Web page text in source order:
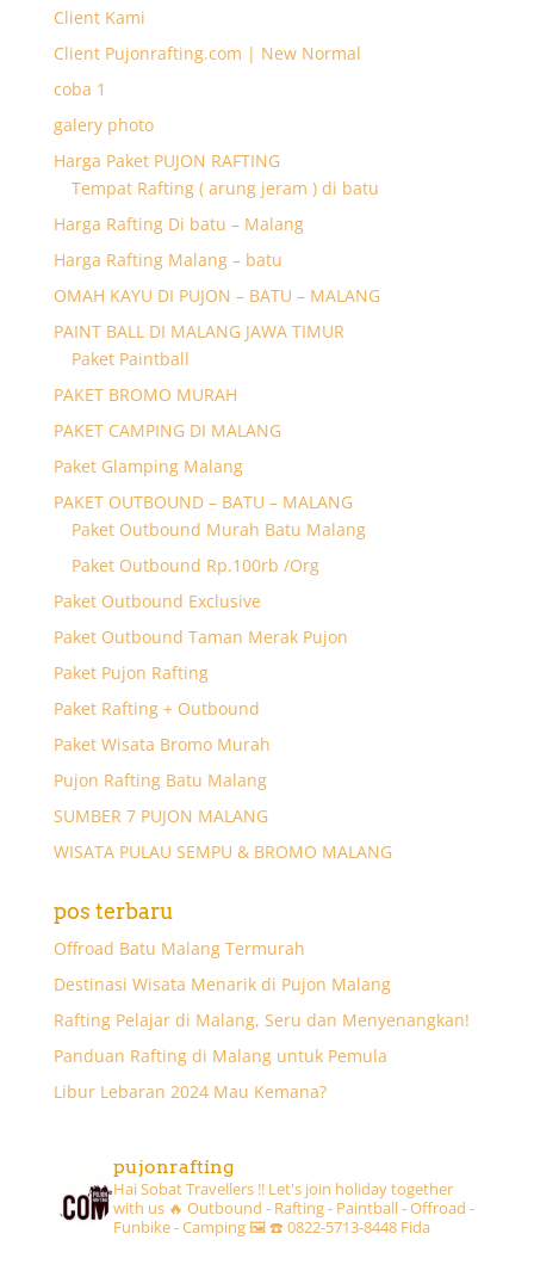
Client Kami
Client Pujonrafting.com | New Normal
coba 1
galery photo
Harga Paket PUJON RAFTING
Tempat Rafting ( arung jeram ) di batu
Harga Rafting Di batu – Malang
Harga Rafting Malang – batu
OMAH KAYU DI PUJON – BATU – MALANG
PAINT BALL DI MALANG JAWA TIMUR
Paket Paintball
PAKET BROMO MURAH
PAKET CAMPING DI MALANG
Paket Glamping Malang
PAKET OUTBOUND – BATU – MALANG
Paket Outbound Murah Batu Malang
Paket Outbound Rp.100rb /Org
Paket Outbound Exclusive
Paket Outbound Taman Merak Pujon
Paket Pujon Rafting
Paket Rafting + Outbound
Paket Wisata Bromo Murah
Pujon Rafting Batu Malang
SUMBER 7 PUJON MALANG
WISATA PULAU SEMPU & BROMO MALANG
pos terbaru
Offroad Batu Malang Termurah
Destinasi Wisata Menarik di Pujon Malang
Rafting Pelajar di Malang, Seru dan Menyenangkan!
Panduan Rafting di Malang untuk Pemula
Libur Lebaran 2024 Mau Kemana?
pujonrafting
Hai Sobat Travellers !! Let's join holiday together
with us 🔥 Outbound - Rafting - Paintball - Offroad -
Funbike - Camping 🖼☎️ 0822-5713-8448 Fida